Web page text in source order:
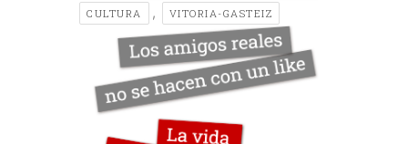
CULTURA , VITORIA-GASTEIZ